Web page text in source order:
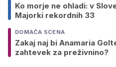
Ko morje ne ohladi: v
Majorki rekordnih 33
DOMAČA SCENA
Zakaj naj bi Anamaria
zahtevek za preživnino?